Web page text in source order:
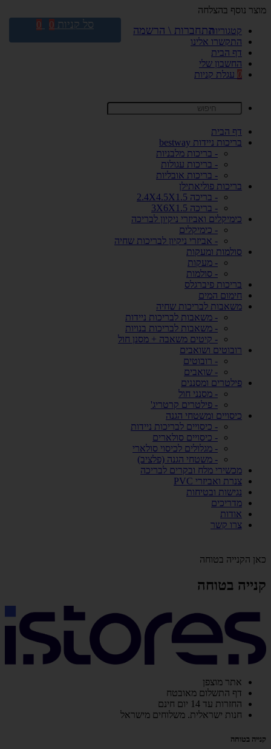
מוצר נוסף בהצלחה
קטגוריות
התקשרו אלינו
דף הבית
החשבון שלי
0 עגלת קניות
דף הבית
בריכות ניידות bestway
- בריכות מלבניות
- בריכות עגולות
- בריכות אובליות
בריכות פוליאתילן
- בריכה 2.4X4.5X1.5
- בריכה 3X6X1.5
כימיקלים ואביזרי ניקיון לבריכה
- כימיקלים
- אביזרי ניקיון לבריכות שחיה
סולמות ומעקות
- מעקות
- סולמות
בריכות פיברגלס
חימום המים
משאבות לבריכות שחיה
- משאבות לבריכות ניידות
- משאבות לבריכות בנויות
- קיטים משאבה + מסנן חול
רובוטים ושואבים
- רובוטים
- שואבים
פילטרים ומסננים
- מסנני חול
- פילטרים קרטריג'
כיסויים ומשטחי הגנה
- כיסויים לבריכות ניידות
- כיסויים סולארים
- מגלולים לכיסוי סולארי
- משטחי הגנה (פלציב)
מכשירי מלח ובקרים לבריכה
צנרת ואביזרי PVC
נגישות ובטיחות
מדריכים
אודות
צרו קשר
כאן הקנייה בטוחה
קנייה בטוחה
אתר מוצפן
דף התשלום מאובטח
החזרות עד 14 יום חינם
חנות ישראלית. משלוחים מישראל
קנייה בטוחה
התחברות \ הרשמה סל קניות 0
0